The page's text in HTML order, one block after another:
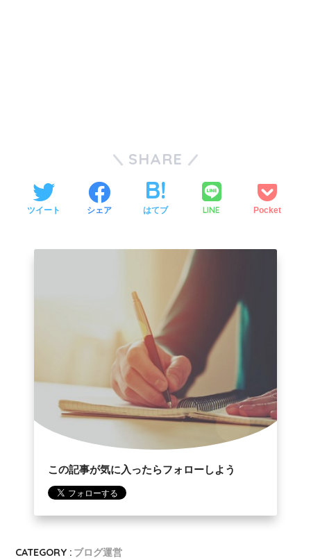
SHARE
ツイート シェア はてブ LINE Pocket
この記事が気に入ったらフォローしよう
CATEGORY : ブログ運営